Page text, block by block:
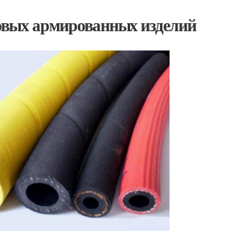
армированных изделий